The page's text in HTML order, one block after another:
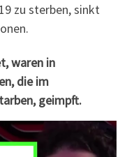
zu sterben, sinkt
waren in
die im
geimpft.